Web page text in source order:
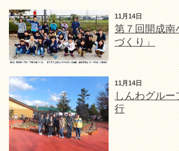
11月14日
第７回開成南
づくり」
11月14日
しんわグル
行